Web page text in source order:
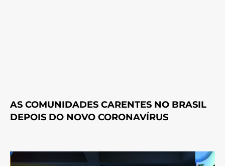
AS COMUNIDADES CARENTES NO BRASIL
DEPOIS DO NOVO CORONAVÍRUS